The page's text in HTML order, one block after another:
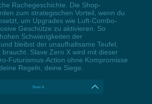
Rachegeschichte. Die Shop-
zum strategischen Vorteil, wenn du
um Upgrades wie Luft-Combo-
Geschütze zu aktivieren. So
Schwierigkeiten der
bleibst der unaufhaltsame Teufel,
braucht. Slave Zero X wird mit dieser
Futurismus-Action ohne Kompromisse
Regeln, deine Siege.
Num 6